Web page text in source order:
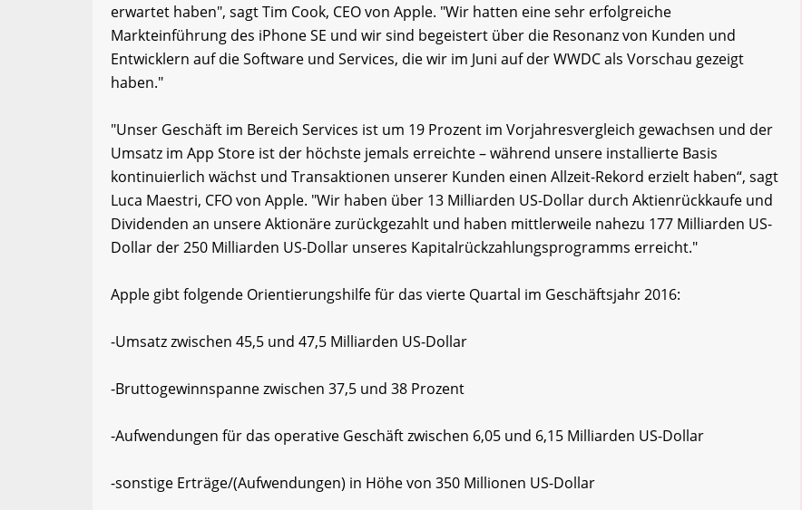
erwartet haben", sagt Tim Cook, CEO von Apple. "Wir hatten eine sehr erfolgreiche
Markteinführung des iPhone SE und wir sind begeistert über die Resonanz von Kunden und
Entwicklern auf die Software und Services, die wir im Juni auf der WWDC als Vorschau gezeigt
haben."
"Unser Geschäft im Bereich Services ist um 19 Prozent im Vorjahresvergleich gewachsen und der
Umsatz im App Store ist der höchste jemals erreichte – während unsere installierte Basis
kontinuierlich wächst und Transaktionen unserer Kunden einen Allzeit-Rekord erzielt haben“, sagt
Luca Maestri, CFO von Apple. "Wir haben über 13 Milliarden US-Dollar durch Aktienrückkaufe und
Dividenden an unsere Aktionäre zurückgezahlt und haben mittlerweile nahezu 177 Milliarden US-
Dollar der 250 Milliarden US-Dollar unseres Kapitalrückzahlungsprogramms erreicht."
Apple gibt folgende Orientierungshilfe für das vierte Quartal im Geschäftsjahr 2016:
-Umsatz zwischen 45,5 und 47,5 Milliarden US-Dollar
-Bruttogewinnspanne zwischen 37,5 und 38 Prozent
-Aufwendungen für das operative Geschäft zwischen 6,05 und 6,15 Milliarden US-Dollar
-sonstige Erträge/(Aufwendungen) in Höhe von 350 Millionen US-Dollar